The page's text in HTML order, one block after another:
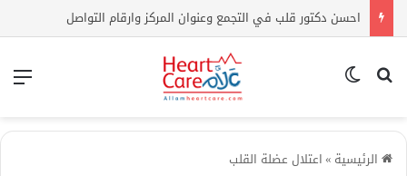
احسن دكتور قلب في التجمع وعنوان المركز وارقام التواصل
بحث عن
الرئيسية »اعتلال عضلة القلب